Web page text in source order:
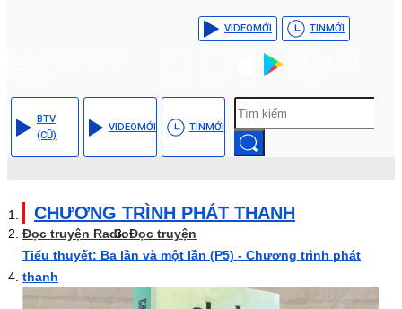
VIDEOMỚI TINMỚI
BTV
(CŨ)
VIDEOMỚI TINMỚI
CHƯƠNG TRÌNH PHÁT THANH
Đọc truyện RadioĐọc truyện
Tiểu thuyết: Ba lần và một lần (P5) - Chương trình phát
thanh